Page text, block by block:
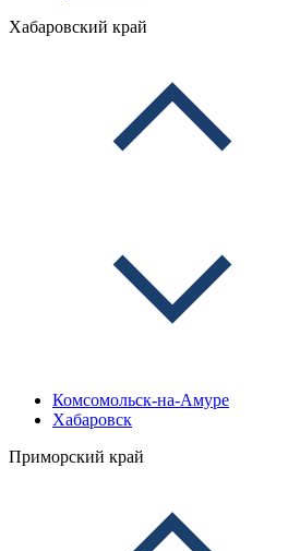
Хабаровский край
Комсомольск-на-Амуре
Хабаровск
Приморский край